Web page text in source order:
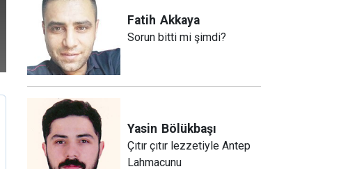
Fatih Akkaya
Sorun bitti mi şimdi?
Yasin Bölükbaşı
Çıtır çıtır lezzetiyle Antep
Lahmacunu